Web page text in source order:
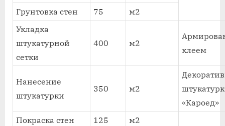
Грунтовка стен 75
м2
Укладка
штукатурной
сетки
400 м2
клеем
Нанесение
штукатурки
350 м2
«Кароед»
Покраска стен
125 м2